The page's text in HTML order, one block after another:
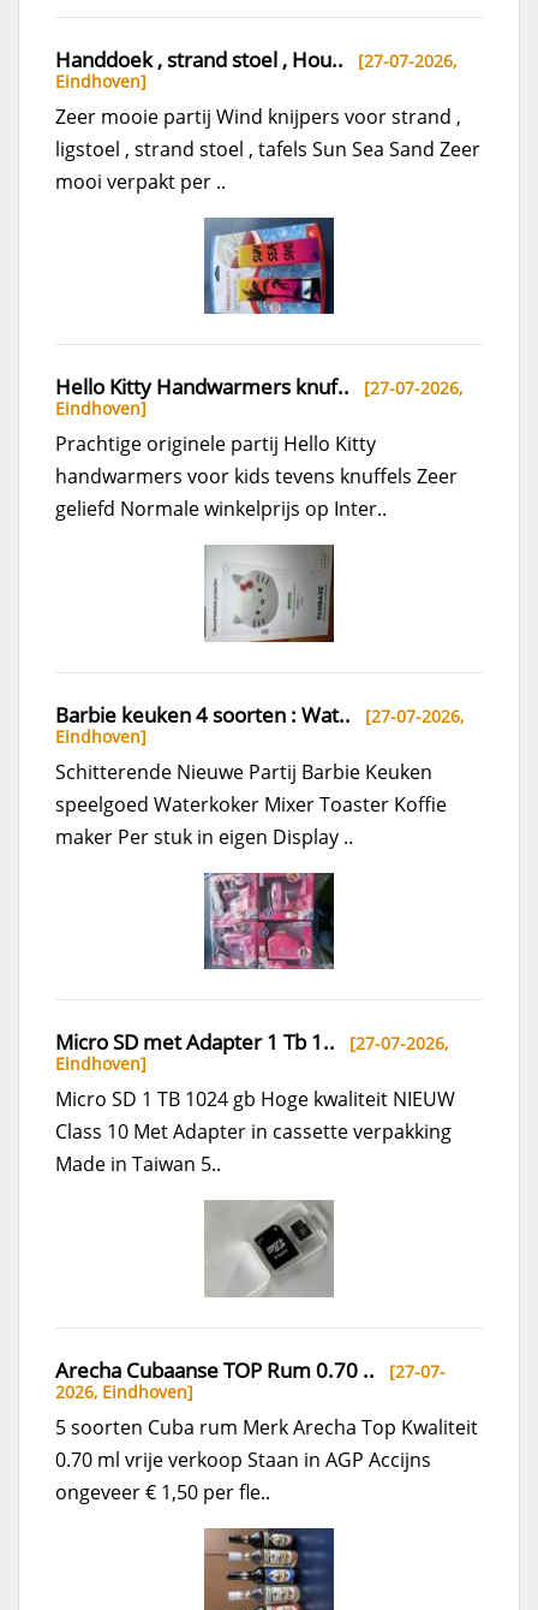
Handdoek , strand stoel , Hou.. [27-07-2026,
Eindhoven]
Zeer mooie partij Wind knijpers voor strand ,
ligstoel , strand stoel , tafels Sun Sea Sand Zeer
mooi verpakt per ..
Hello Kitty Handwarmers knuf.. [27-07-2026,
Eindhoven]
Prachtige originele partij Hello Kitty
handwarmers voor kids tevens knuffels Zeer
geliefd Normale winkelprijs op Inter..
Barbie keuken 4 soorten : Wat.. [27-07-2026,
Eindhoven]
Schitterende Nieuwe Partij Barbie Keuken
speelgoed Waterkoker Mixer Toaster Koffie
maker Per stuk in eigen Display ..
Micro SD met Adapter 1 Tb 1.. [27-07-2026,
Eindhoven]
Micro SD 1 TB 1024 gb Hoge kwaliteit NIEUW
Class 10 Met Adapter in cassette verpakking
Made in Taiwan 5..
Arecha Cubaanse TOP Rum 0.70 .. [27-07-
2026, Eindhoven]
5 soorten Cuba rum Merk Arecha Top Kwaliteit
0.70 ml vrije verkoop Staan in AGP Accijns
ongeveer € 1,50 per fle..